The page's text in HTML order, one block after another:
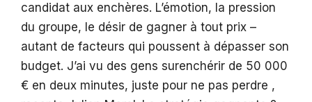
candidat aux enchères. L’émotion, la pression
du groupe, le désir de gagner à tout prix –
autant de facteurs qui poussent à dépasser son
budget. J’ai vu des gens surenchérir de 50 000
€ en deux minutes, juste pour ne pas perdre ,